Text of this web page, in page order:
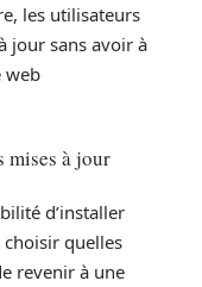
les utilisateurs
jour sans avoir à
web
mises à jour
d’installer
quelles
revenir à une